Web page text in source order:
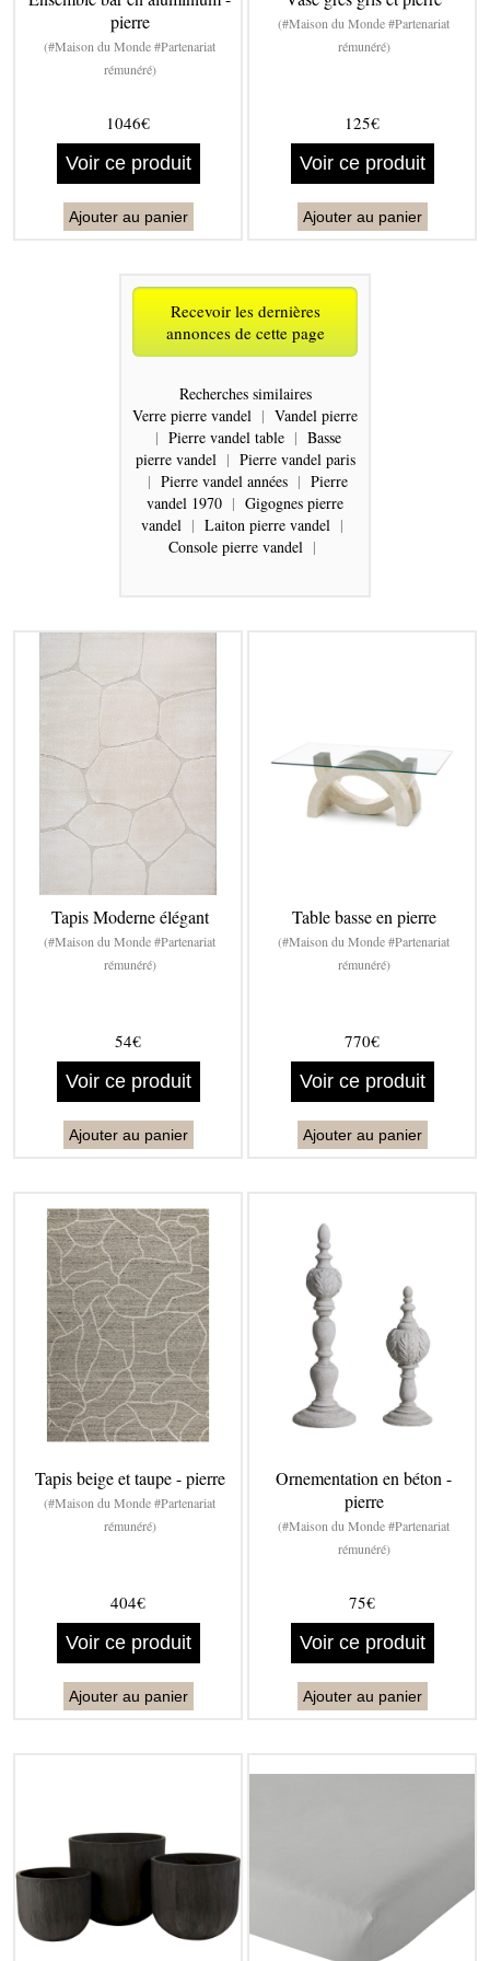
pierre
(#Maison du Monde #Partenariat
rémunéré)
1046€
Voir ce produit
Ajouter au panier
(#Maison du Monde #Partenariat
rémunéré)
125€
Voir ce produit
Ajouter au panier
Recevoir les dernières
annonces de cette page
Recherches similaires
Verre pierre vandel | Vandel pierre
| Pierre vandel table | Basse
pierre vandel | Pierre vandel paris
| Pierre vandel années | Pierre
vandel 1970 | Gigognes pierre
vandel | Laiton pierre vandel |
Console pierre vandel |
Tapis Moderne élégant
(#Maison du Monde #Partenariat
rémunéré)
54€
Voir ce produit
Ajouter au panier
Table basse en pierre
(#Maison du Monde #Partenariat
rémunéré)
770€
Voir ce produit
Ajouter au panier
Tapis beige et taupe - pierre
(#Maison du Monde #Partenariat
rémunéré)
404€
Voir ce produit
Ajouter au panier
Ornementation en béton -
pierre
(#Maison du Monde #Partenariat
rémunéré)
75€
Voir ce produit
Ajouter au panier